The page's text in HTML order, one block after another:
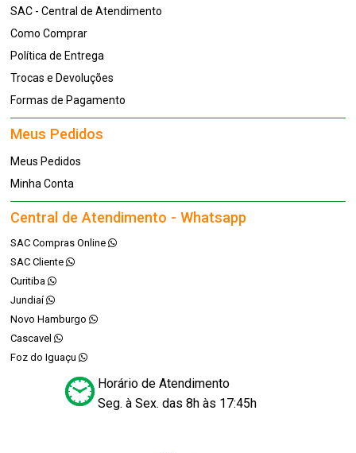
SAC - Central de Atendimento
Como Comprar
Política de Entrega
Trocas e Devoluções
Formas de Pagamento
Meus Pedidos
Meus Pedidos
Minha Conta
Central de Atendimento - Whatsapp
SAC Compras Online
SAC Cliente
Curitiba
Jundiaí
Novo Hamburgo
Cascavel
Foz do Iguaçu
Horário de Atendimento
Seg. à Sex. das 8h às 17:45h